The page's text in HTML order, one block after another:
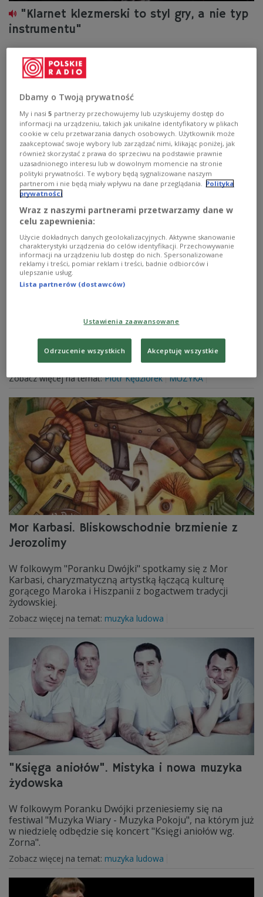
"Klarnet klezmerski to styl gry, a nie typ
instrumentu"
- Termin "klarnet klezmerski" nie odnosi się do jakiegoś
specyficznego typu klarnetu, tylko do stylu, w którym
solista ma grać - mówił w Dwójce David Krakauer,
reprezentantów klezmer jazzu.
Zobacz więcej na temat:Michał Nowak MUZYKA KULTURA
Vocal Varshe przypomina żydowską
tradycję wokalno-organową
obecna w synagogach. Później, jako przejaw żałoby,
zrezygnowano z instrumentów towarzyszących
uroczystościom. Natomiast instrumenty wróciły do
synagog w XIX w. - mówił w Dwójce Jakub Sitarski z tria
Vocal Varshe.
Zobacz więcej na temat:Piotr Kędziorek MUZYKA
Mor Karbasi. Bliskowschodnie brzmienie z
Jerozolimy
W folkowym "Poranku Dwójki" spotkamy się z Mor
Karbasi, charyzmatyczną artystką łączącą kulturę
gorącego Maroka i Hiszpanii z bogactwem tradycji
żydowskiej.
Zobacz więcej na temat: muzyka ludowa
"Księga aniołów". Mistyka i nowa muzyka
żydowska
W folkowym Poranku Dwójki przeniesiemy się na
festiwal "Muzyka Wiary - Muzyka Pokoju", na którym już
w niedzielę odbędzie się koncert "Księgi aniołów wg.
Zorna".
Zobacz więcej na temat: muzyka ludowa
Dbamy o Twoją prywatność
My i nasi5 partnerzy przechowujemy lub uzyskujemy dostęp do
informacji na urządzeniu, takich jak unikalne identyfikatory w plikach
cookie w celu przetwarzania danych osobowych. Użytkownik może
zaakceptować swoje wybory lub zarządzać nimi, klikając poniżej, jak
również skorzystać z prawa do sprzeciwu na podstawie prawnie
uzasadnionego interesu lub w dowolnym momencie na stronie
polityki prywatności. Te wybory będą sygnalizowane naszym
partnerom i nie będą miały wpływu na dane przeglądania.
Polityka
prywatności
Wraz z naszymi partnerami przetwarzamy dane w
celu zapewnienia:
Użycie dokładnych danych geolokalizacyjnych. Aktywne skanowanie
charakterystyki urządzenia do celów identyfikacji. Przechowywanie
informacji na urządzeniu lub dostęp do nich. Spersonalizowane
reklamy i treści, pomiar reklam i treści, badnie odbiorców i
ulepszanie usług.
Lista partnerów (dostawców)
Ustawienia zaawansowane
Odrzucenie wszystkich Akceptuję wszystkie